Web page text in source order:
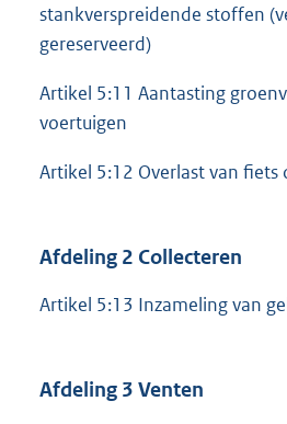
stankverspreidende stoffen
gereserveerd)
Artikel 5:11 Aantasting
voertuigen
Artikel 5:12 Overlast van
Afdeling 2 Collecteren
Artikel 5:13 Inzameling van
Afdeling 3 Venten